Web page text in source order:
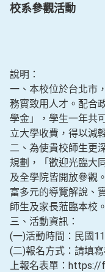
校系參觀活動
說明：
一、本校位於台北市
務實致用人才。配合
學金」，學生一年共
立大學收費，得以減
二、為使貴校師生更
規劃，「歡迎光臨大
及全學院皆開放參觀
富多元的導覽解說、
師生及家長蒞臨本校。
三、活動資訊：
(一)活動時間：民國
(二)報名方式：請填
上報名表單：https://